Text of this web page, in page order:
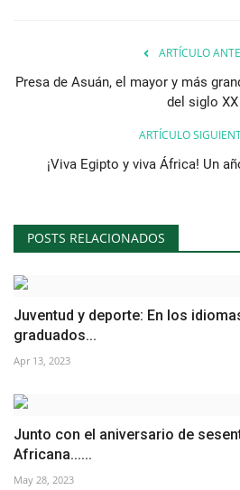
ARTÍCULO
Presa de Asuán, el mayor y más
del siglo XX
ARTÍCULO
¡Viva Egipto y viva África! Un
POSTS RELACIONADOS
Juventud y deporte: En los
graduados...
Apr 13, 2023
Junto con el aniversario de
Africana......
May 28, 2023